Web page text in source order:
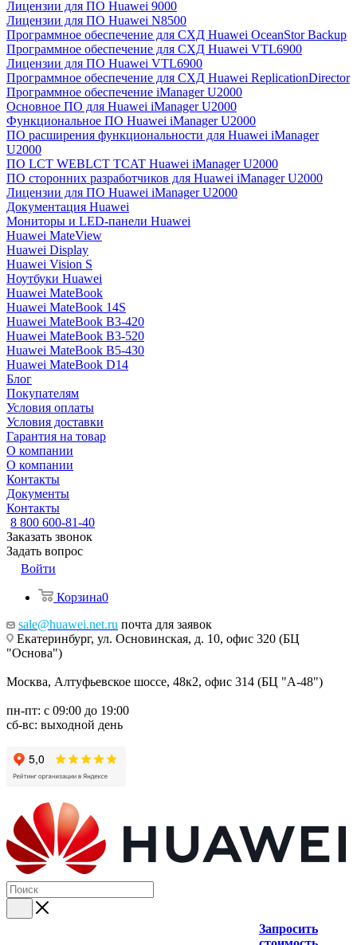
Лицензии для ПО Huawei 9000
Лицензии для ПО Huawei N8500
Программное обеспечение для СХД Huawei OceanStor Backup
Программное обеспечение для СХД Huawei VTL6900
Лицензии для ПО Huawei VTL6900
Программное обеспечение для СХД Huawei ReplicationDirector
Программное обеспечение iManager U2000
Основное ПО для Huawei iManager U2000
Функциональное ПО Huawei iManager U2000
ПО расширения функциональности для Huawei iManager
U2000
ПО LCT WEBLCT TCAT Huawei iManager U2000
ПО сторонних разработчиков для Huawei iManager U2000
Лицензии для ПО Huawei iManager U2000
Документация Huawei
Мониторы и LED-панели Huawei
Huawei MateView
Huawei Display
Huawei Vision S
Ноутбуки Huawei
Huawei MateBook
Huawei MateBook 14S
Huawei MateBook B3-420
Huawei MateBook B3-520
Huawei MateBook B5-430
Huawei MateBook D14
Блог
Покупателям
Условия оплаты
Условия доставки
Гарантия на товар
О компании
О компании
Контакты
Документы
Контакты
8 800 600-81-40
Заказать звонок
Задать вопрос
Войти
Корзина0
sale@huawei.net.ru почта для заявок
Екатеринбург, ул. Основинская, д. 10, офис 320 (БЦ
"Основа")
Москва, Алтуфьевское шоссе, 48к2, офис 314 (БЦ "А-48")
пн-пт: с 09:00 до 19:00
сб-вс: выходной день
Запросить